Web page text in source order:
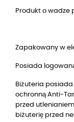
Produkt o wadze
Zapakowany w
Posiada
Biżuteria
ochronną Anti-
przed
biżuterię przed